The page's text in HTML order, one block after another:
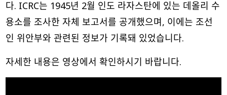
다. ICRC는 1945년 2월 인도 라자스탄에 있는 데올리 수
용소를 조사한 자체 보고서를 공개했으며, 이에는 조선
인 위안부와 관련된 정보가 기록돼 있었습니다.
자세한 내용은 영상에서 확인하시기 바랍니다.